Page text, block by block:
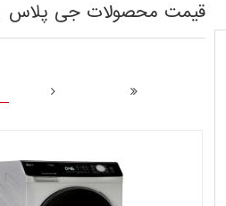
قیمت محصولات جی پلاس